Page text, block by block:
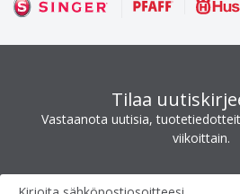
Tilaa
Vastaanota uutisia,
viikoittain.
Uutiskirje